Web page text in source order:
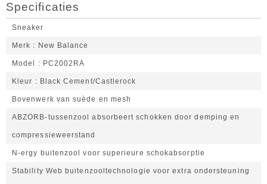
Specificaties
Sneaker
Merk New Balance
Model PC2002RA
Kleur Black Cement/Castlerock
Bovenwerk van suède en mesh
ABZORB-tussenzool absorbeert schokken door demping en
compressieweerstand
N-ergy buitenzool voor superieure schokabsorptie
Stability Web buitenzooltechnologie voor extra ondersteuning